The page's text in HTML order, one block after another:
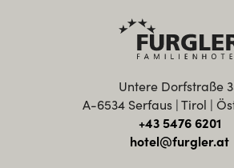
Untere Dorfstraße
A-6534 Serfaus | Tirol |
+43 5476 6201
hotel@furgler.at